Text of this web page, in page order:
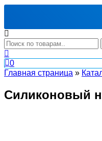
0
Главная страница »
Силиконовый